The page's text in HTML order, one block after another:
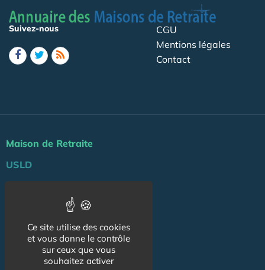
Suivez-nous
CGU
Mentions légales
Contact
Maison de Retraite
USLD
Professionnels
NOS AUTRES SITES :
Ce site utilise des cookies
et vous donne le contrôle
sur ceux que vous
souhaitez activer